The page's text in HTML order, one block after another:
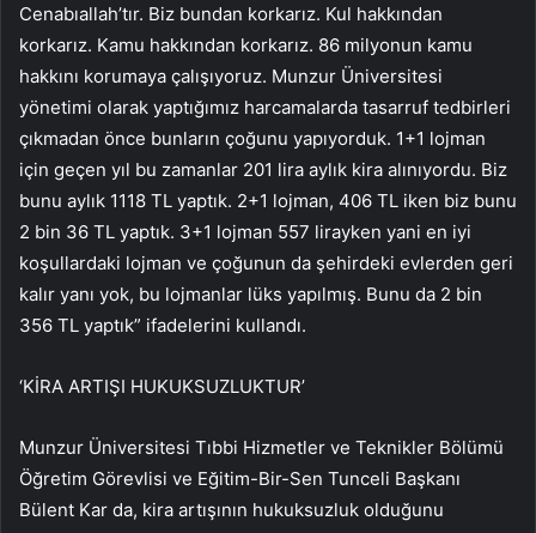
Cenabıallah’tır. Biz bundan korkarız. Kul hakkından
korkarız. Kamu hakkından korkarız. 86 milyonun kamu
hakkını korumaya çalışıyoruz. Munzur Üniversitesi
yönetimi olarak yaptığımız harcamalarda tasarruf tedbirleri
çıkmadan önce bunların çoğunu yapıyorduk. 1+1 lojman
için geçen yıl bu zamanlar 201 lira aylık kira alınıyordu. Biz
bunu aylık 1118 TL yaptık. 2+1 lojman, 406 TL iken biz bunu
2 bin 36 TL yaptık. 3+1 lojman 557 lirayken yani en iyi
koşullardaki lojman ve çoğunun da şehirdeki evlerden geri
kalır yanı yok, bu lojmanlar lüks yapılmış. Bunu da 2 bin
356 TL yaptık” ifadelerini kullandı.
‘KİRA ARTIŞI HUKUKSUZLUKTUR’
Munzur Üniversitesi Tıbbi Hizmetler ve Teknikler Bölümü
Öğretim Görevlisi ve Eğitim-Bir-Sen Tunceli Başkanı
Bülent Kar da, kira artışının hukuksuzluk olduğunu